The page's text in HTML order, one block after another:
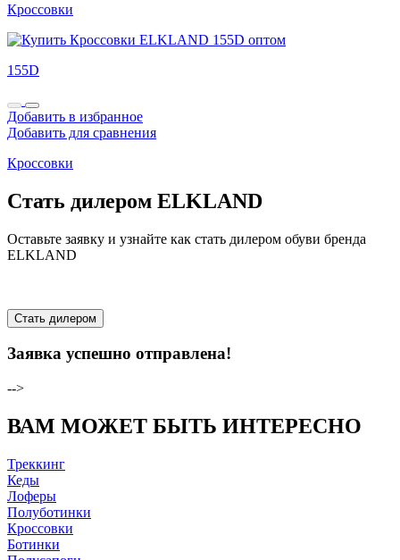
Кроссовки
155D
Добавить в избранное
Добавить для сравнения
Кроссовки
Стать дилером ELKLAND
Оставьте заявку и узнайте как стать дилером обуви бренда
ELKLAND
Стать дилером
Заявка успешно отправлена!
-->
ВАМ МОЖЕТ БЫТЬ ИНТЕРЕСНО
Треккинг
Кеды
Лоферы
Полуботинки
Кроссовки
Ботинки